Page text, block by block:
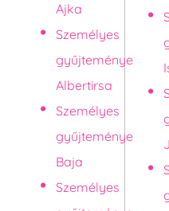
Ajka
Személyes
gyűjteménye
Albertirsa
Személyes
gyűjteménye
Baja
Személyes